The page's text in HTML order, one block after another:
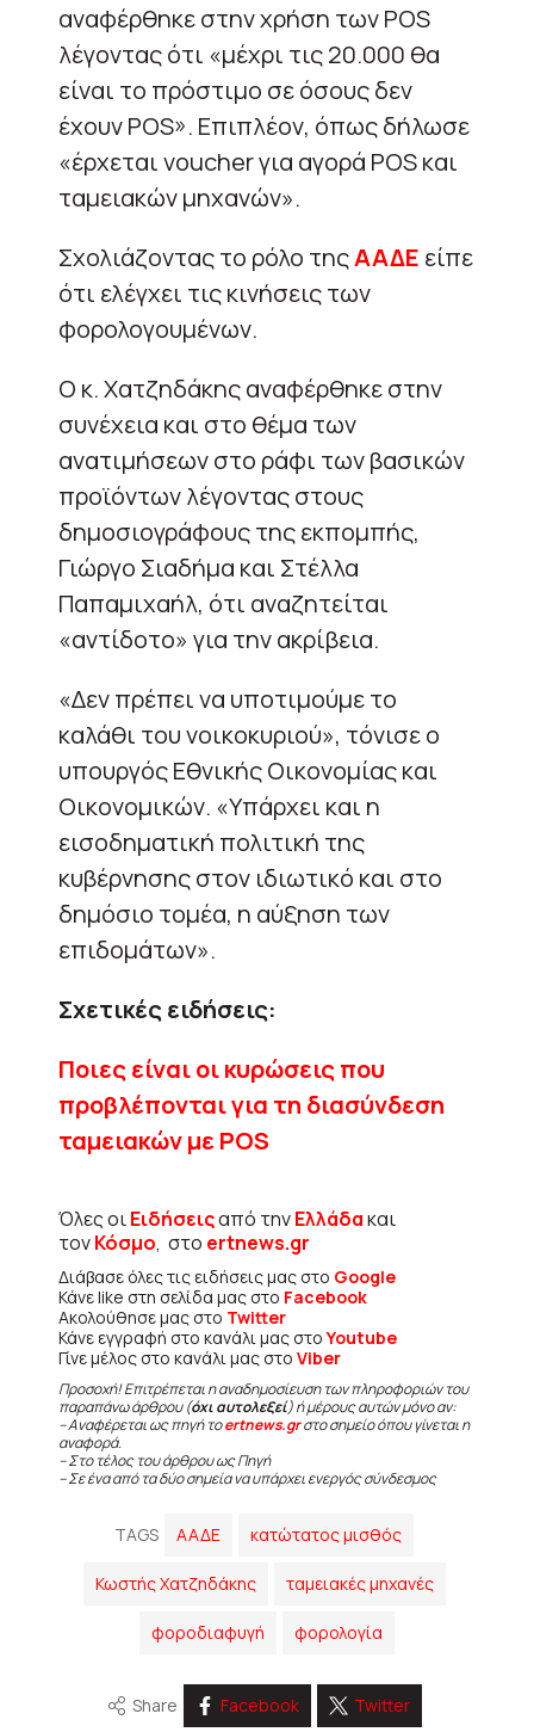
αναφέρθηκε στην χρήση των POS
λέγοντας ότι «μέχρι τις 20.000 θα
είναι το πρόστιμο σε όσους δεν
έχουν POS». Επιπλέον, όπως δήλωσε
«έρχεται voucher για αγορά POS και
ταμειακών μηχανών».
Σχολιάζοντας το ρόλο τηςΑΑΔΕ είπε
ότι ελέγχει τις κινήσεις των
φορολογουμένων.
Ο κ. Χατζηδάκης αναφέρθηκε στην
συνέχεια και στο θέμα των
ανατιμήσεων στο ράφι των βασικών
προϊόντων λέγοντας στους
δημοσιογράφους της εκπομπής,
Γιώργο Σιαδήμα και Στέλλα
Παπαμιχαήλ, ότι αναζητείται
«αντίδοτο» για την ακρίβεια.
«Δεν πρέπει να υποτιμούμε το
καλάθι του νοικοκυριού», τόνισε ο
υπουργός Εθνικής Οικονομίας και
Οικονομικών. «Υπάρχει και η
εισοδηματική πολιτική της
κυβέρνησης στον ιδιωτικό και στο
δημόσιο τομέα, η αύξηση των
επιδομάτων».
Σχετικές ειδήσεις:
Ποιες είναι οι κυρώσεις που
προβλέπονται για τη διασύνδεση
ταμειακών με POS
Όλες οιΕιδήσειςαπό τηνΕλλάδακαι
τονΚόσμο, στο ertnews.gr
Διάβασε όλες τις ειδήσεις μας στο Google
Κάνε like στη σελίδα μας στο Facebook
Ακολούθησε μας στο Twitter
Κάνε εγγραφή στο κανάλι μας στοYoutube
Γίνε μέλος στο κανάλι μας στο Viber
Προσοχή! Επιτρέπεται η αναδημοσίευση των πληροφοριών του
παραπάνω άρθρου (όχι αυτολεξεί) ή μέρους αυτών μόνο αν:
– Αναφέρεται ως πηγή τοertnews.grστο σημείο όπου γίνεται η
αναφορά.
– Στο τέλος του άρθρου ως Πηγή
– Σε ένα από τα δύο σημεία να υπάρχει ενεργός σύνδεσμος
TAGS ΑΑΔΕ κατώτατος μισθός
Κωστής Χατζηδάκης ταμειακές μηχανές
φοροδιαφυγή φορολογία
Share Facebook Twitter